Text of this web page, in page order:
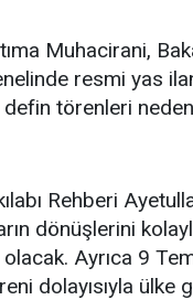
Muhacirani,
resmi yas
törenleri
Rehberi
dönüşlerini
Ayrıca 9
dolayısıyla ülke